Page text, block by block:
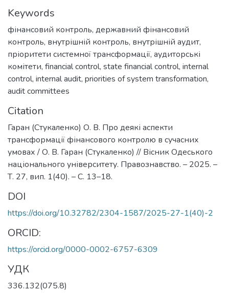
Keywords
фінансовий контроль, державний фінансовий
контроль, внутрішній контроль, внутрішній аудит,
пріоритети системної трансформації, аудиторські
комітети, financial control, state financial control, internal
control, internal audit, priorities of system transformation,
audit committees
Citation
Гаран (Стукаленко) О. В. Про деякі аспекти
трансформації фінансового контролю в сучасних
умовах / О. В. Гаран (Стукаленко) // Вісник Одеського
національного університету. Правознавство. – 2025. –
Т. 27, вип. 1(40). – С. 13–18.
DOI
https://doi.org/10.32782/2304-1587/2025-27-1(40)-2
ORCID:
https://orcid.org/0000-0002-6757-6309
УДК
336.132(075.8)